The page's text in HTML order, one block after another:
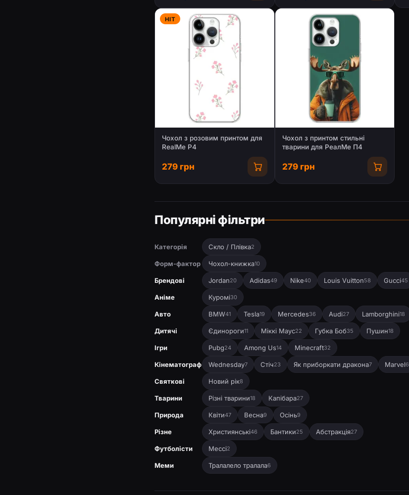
HIT
Чохол з розовим принтом для
RealMe P4
279 грн
Чохол з принтом стильні
тварини для РеалМе П4
279 грн
Популярні фільтри
Категорія Скло / Плівка2
Форм-фактор Чохол-книжка10
Брендові Jordan20 Adidas49 Nike40 Louis Vuitton58 Gucci45
Аніме Куромі30
Авто BMW41 Tesla19 Mercedes36 Audi27 Lamborghini18
Дитячі Єдинороги11 Міккі Маус22 Губка Боб35 Пушин18
Ігри Pubg24 Among Us14 Minecraft32
Кінематограф Wednesday7 Стіч23 Як приборкати дракона7 Marvel6
Святкові Новий рік8
Тварини Різні тварини18 Капібара27
Природа Квіти47 Весна9 Осінь9
Різне Християнські46 Бантики25 Абстракція27
Футболісти Мессі2
Меми Тралалело тралала6